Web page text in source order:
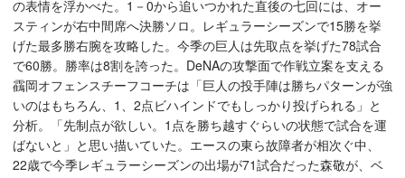
の表情を浮かべた。1－0から追いつかれた直後の七回には、オー
スティンが右中間席へ決勝ソロ。レギュラーシーズンで15勝を挙
げた最多勝右腕を攻略した。今季の巨人は先取点を挙げた78試合
で60勝。勝率は8割を誇った。DeNAの攻撃面で作戦立案を支える
靍岡オフェンスチーフコーチは「巨人の投手陣は勝ちパターンが強
いのはもちろん、1、2点ビハインドでもしっかり投げられる」と
分析。「先制点が欲しい。1点を勝ち越すぐらいの状態で試合を運
ばないと」と思い描いていた。エースの東ら故障者が相次ぐ中、
22歳で今季レギュラーシーズンの出場が71試合だった森敬が、ベ